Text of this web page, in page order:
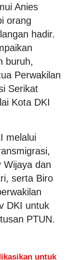
Anies
orang
hadir.
buruh,
Perwakilan
Serikat
Kota DKI
melalui
Wijaya dan
serta Biro
DKI untuk
PTUN.
untuk